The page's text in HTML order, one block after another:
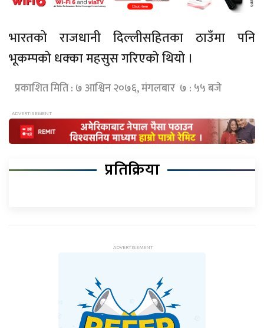
भारतको राजधानी दिल्लीसहितका ठाउँमा पनि
भूकम्पको धक्का महसुस गरिएको थियो ।
प्रकाशित मिति : ७ आश्विन २०७६, मंगलबार ७ : ५५ बजे
प्रतिक्रिया